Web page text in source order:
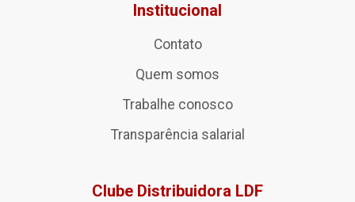
Institucional
Contato
Quem somos
Trabalhe conosco
Transparência salarial
Clube Distribuidora LDF